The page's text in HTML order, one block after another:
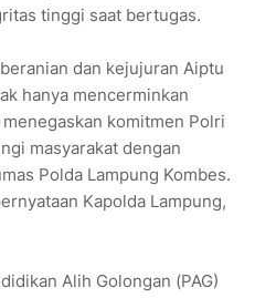
tinggi saat bertugas.
dan kejujuran Aiptu
hanya mencerminkan
komitmen Polri
masyarakat dengan
Polda Lampung Kombes.
Kapolda Lampung,
Alih Golongan (PAG)